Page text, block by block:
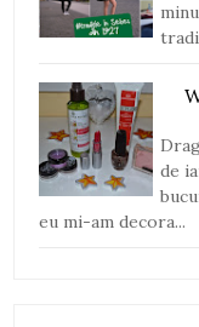
de
eu mi-am decora...